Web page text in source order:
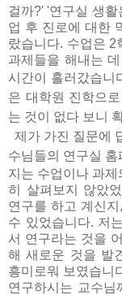
걸까?' '연구실 생활
업 후 진로에 대한
랐습니다. 수업은 2
과제들을 해내는
시간이 흘러갔습니
은 대학원 진학으
는 것이 없다 보니
제가 가진 질문에
수님들의 연구실
지는 수업이나 과제
히 살펴보지 않았었
연구를 하고 계신지 ,
수 있었습니다. 저
서 연구라는 것을
해 새로운 것을 발
흥미로워 보였습니
연구하시는 교수님